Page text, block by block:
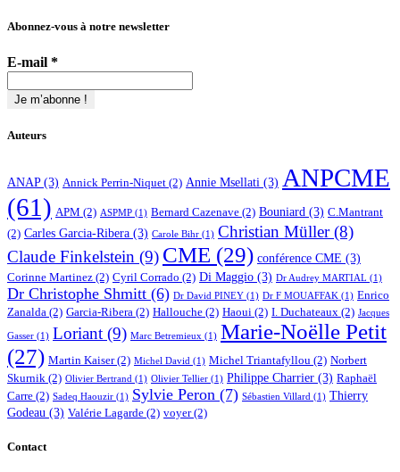
Abonnez-vous à notre newsletter
E-mail *
Auteurs
ANAP(3) Annick Perrin-Niquet (2) Annie Msellati (3) ANPCME
(61) APM (2) ASPMP (1) Bernard Cazenave (2) Bouniard (3) C.Mantrant
(2) Carles Garcia-Ribera (3) Carole Bihr (1) Christian Müller(8)
Claude Finkelstein (9) CME (29) conférence CME (3)
Corinne Martinez (2) Cyril Corrado (2) Di Maggio (3) Dr Audrey MARTIAL (1)
Dr Christophe Shmitt (6) Dr David PINEY (1) Dr F MOUAFFAK (1) Enrico
Zanalda (2) Garcia-Ribera (2) Hallouche (2) Haoui (2) I. Duchateaux (2) Jacques
Gasser (1) Loriant (9) Marc Betremieux (1) Marie-Noëlle Petit
(27) Martin Kaiser(2) Michel David (1) Michel Triantafyllou (2) Norbert
Skurnik (2) Olivier Bertrand (1) Olivier Tellier (1) Philippe Charrier (3) Raphaël
Carre (2) Sadeq Haouzir (1) Sylvie Peron (7) Sébastien Villard (1) Thierry
Godeau (3) Valérie Lagarde (2) voyer(2)
Contact